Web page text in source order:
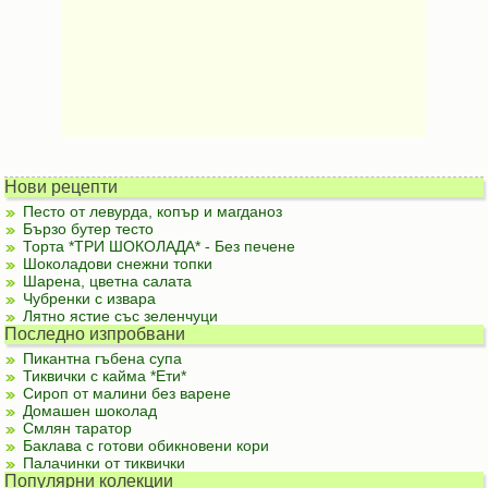
Нови рецепти
Песто от левурда, копър и магданоз
Бързо бутер тесто
Торта *ТРИ ШОКОЛАДА* - Без печене
Шоколадови снежни топки
Шарена, цветна салата
Чубренки с извара
Лятно ястие със зеленчуци
Последно изпробвани
Пикантна гъбена супа
Тиквички с кайма *Ети*
Сироп от малини без варене
Домашен шоколад
Смлян таратор
Баклава с готови обикновени кори
Палачинки от тиквички
Популярни колекции